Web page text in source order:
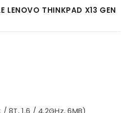
LENOVO THINKPAD X13 GEN